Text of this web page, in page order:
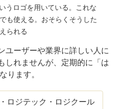
うロゴを用いている。これな
も使える。おそらくそうした
られる
ユーザーや業界に詳しい人に
しれませんが、定期的に「は
ります。
ロジテック・ロジクール